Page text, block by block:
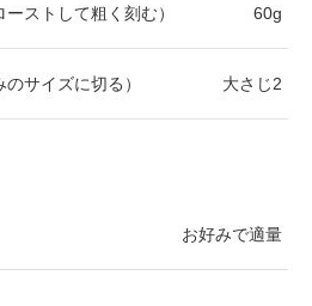
ストして粗く刻む） 60g
サイズに切る） 大さじ2
お好みで適量